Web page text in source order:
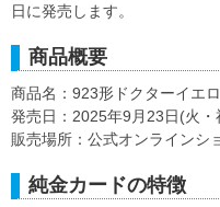
日に発売します。
商品概要
商品名：923形ドクターイエ
発売日：2025年9月23日(火・
販売場所：公式オンラインシ
純金カードの特徴